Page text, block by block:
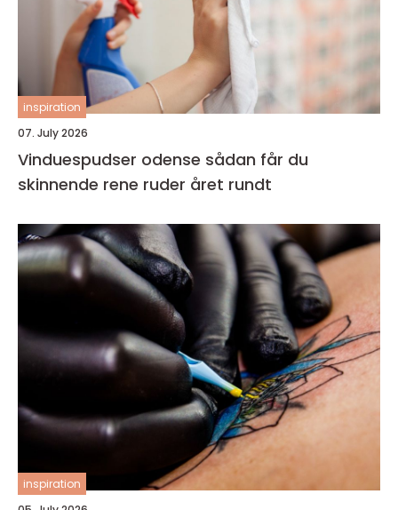
inspiration
07. July 2026
Vinduespudser odense sådan får du
skinnende rene ruder året rundt
inspiration